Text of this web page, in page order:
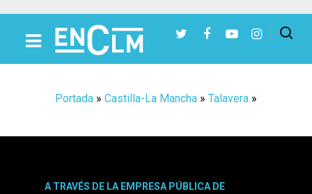
Portada » Castilla-La Mancha » Talavera »
A TRAVÉS DE LA EMPRESA PÚBLICA DE